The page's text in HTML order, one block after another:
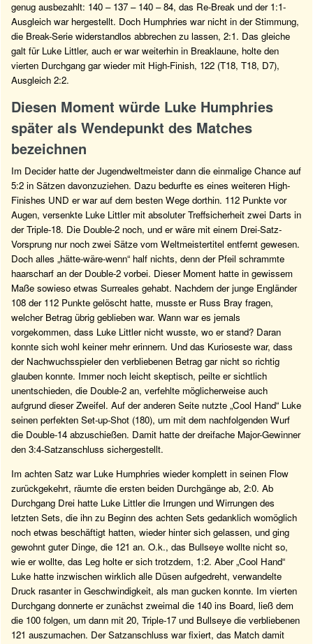
genug ausbezahlt: 140 – 137 – 140 – 84, das Re-Break und der 1:1-
Ausgleich war hergestellt. Doch Humphries war nicht in der Stimmung,
die Break-Serie widerstandlos abbrechen zu lassen, 2:1. Das gleiche
galt für Luke Littler, auch er war weiterhin in Breaklaune, holte den
vierten Durchgang gar wieder mit High-Finish, 122 (T18, T18, D7),
Ausgleich 2:2.
Diesen Moment würde Luke Humphries
später als Wendepunkt des Matches
bezeichnen
Im Decider hatte der Jugendweltmeister dann die einmalige Chance auf
5:2 in Sätzen davonzuziehen. Dazu bedurfte es eines weiteren High-
Finishes UND er war auf dem besten Wege dorthin. 112 Punkte vor
Augen, versenkte Luke Littler mit absoluter Treffsicherheit zwei Darts in
der Triple-18. Die Double-2 noch, und er wäre mit einem Drei-Satz-
Vorsprung nur noch zwei Sätze vom Weltmeistertitel entfernt gewesen.
Doch alles „hätte-wäre-wenn“ half nichts, denn der Pfeil schrammte
haarscharf an der Double-2 vorbei. Dieser Moment hatte in gewissem
Maße sowieso etwas Surreales gehabt. Nachdem der junge Engländer
108 der 112 Punkte gelöscht hatte, musste er Russ Bray fragen,
welcher Betrag übrig geblieben war. Wann war es jemals
vorgekommen, dass Luke Littler nicht wusste, wo er stand? Daran
konnte sich wohl keiner mehr erinnern. Und das Kurioseste war, dass
der Nachwuchsspieler den verbliebenen Betrag gar nicht so richtig
glauben konnte. Immer noch leicht skeptisch, peilte er sichtlich
unentschieden, die Double-2 an, verfehlte möglicherweise auch
aufgrund dieser Zweifel. Auf der anderen Seite nutzte „Cool Hand“ Luke
seinen perfekten Set-up-Shot (180), um mit dem nachfolgenden Wurf
die Double-14 abzuschießen. Damit hatte der dreifache Major-Gewinner
den 3:4-Satzanschluss sichergestellt.
Im achten Satz war Luke Humphries wieder komplett in seinen Flow
zurückgekehrt, räumte die ersten beiden Durchgänge ab, 2:0. Ab
Durchgang Drei hatte Luke Littler die Irrungen und Wirrungen des
letzten Sets, die ihn zu Beginn des achten Sets gedanklich womöglich
noch etwas beschäftigt hatten, wieder hinter sich gelassen, und ging
gewohnt guter Dinge, die 121 an. O.k., das Bullseye wollte nicht so,
wie er wollte, das Leg holte er sich trotzdem, 1:2. Aber „Cool Hand“
Luke hatte inzwischen wirklich alle Düsen aufgedreht, verwandelte
Druck rasanter in Geschwindigkeit, als man gucken konnte. Im vierten
Durchgang donnerte er zunächst zweimal die 140 ins Board, ließ dem
die 100 folgen, um dann mit 20, Triple-17 und Bullseye die verbliebenen
121 auszumachen. Der Satzanschluss war fixiert, das Match damit